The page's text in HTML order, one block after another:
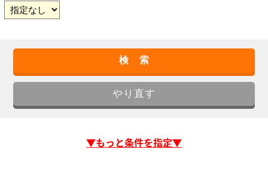
▼もっと条件を指定▼